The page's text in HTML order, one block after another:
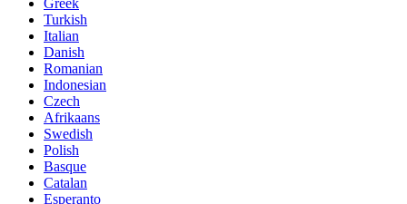
Greek
Turkish
Italian
Danish
Romanian
Indonesian
Czech
Afrikaans
Swedish
Polish
Basque
Catalan
Esperanto